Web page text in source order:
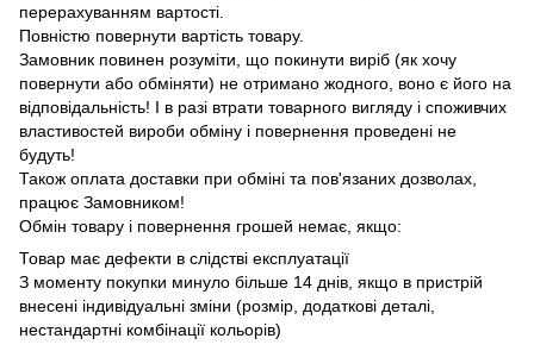
перерахуванням вартості.
Повністю повернути вартість товару.
Замовник повинен розуміти, що покинути виріб (як хочу
повернути або обміняти) не отримано жодного, воно є його на
відповідальність! І в разі втрати товарного вигляду і споживчих
властивостей вироби обміну і повернення проведені не
будуть!
Також оплата доставки при обміні та пов'язаних дозволах,
працює Замовником!
Обмін товару і повернення грошей немає, якщо:
Товар має дефекти в слідстві експлуатації
З моменту покупки минуло більше 14 днів, якщо в пристрій
внесені індивідуальні зміни (розмір, додаткові деталі,
нестандартні комбінації кольорів)